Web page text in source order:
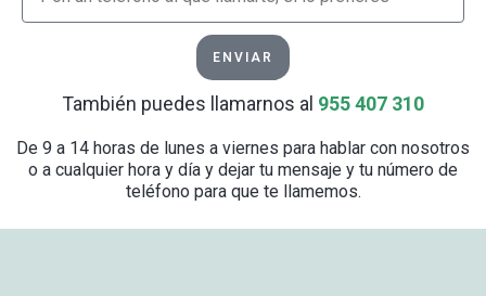
ENVIAR
También puedes llamarnos al 955 407 310
De 9 a 14 horas de lunes a viernes para hablar con nosotros
o a cualquier hora y día y dejar tu mensaje y tu número de
teléfono para que te llamemos.